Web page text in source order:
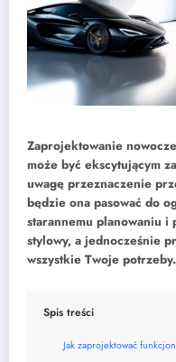
Zaprojektowanie
może być ekscytującym
uwagę przeznaczenie
będzie ona pasować do
starannemu planowaniu i
stylowy, a jednocześnie
wszystkie Twoje potrzeby.
Spis treści
Jak zaprojektować